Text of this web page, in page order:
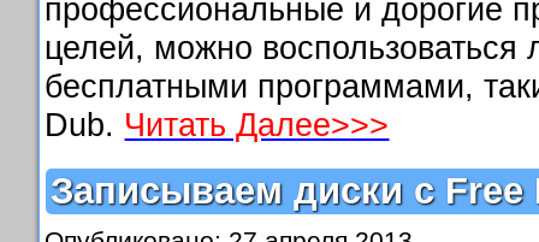
профессиональные и дорогие
целей, можно воспользоваться
бесплатными программами,
Dub. Читать Далее>>>
Записываем диски с Free